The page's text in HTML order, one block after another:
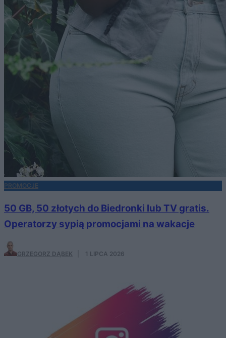
PROMOCJE
50 GB, 50 złotych do Biedronki lub TV gratis.
Operatorzy sypią promocjami na wakacje
GRZEGORZ DĄBEK 1 LIPCA 2026